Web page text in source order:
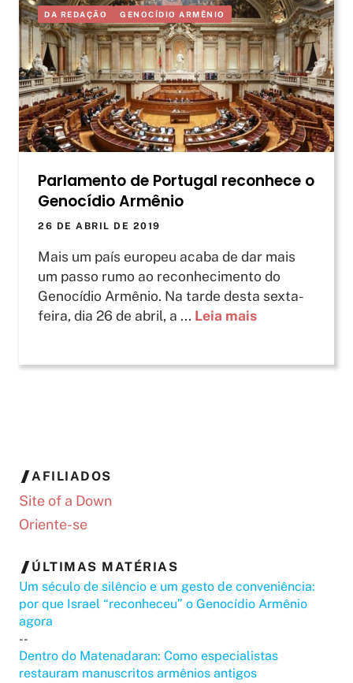
DA REDAÇÃO GENOCÍDIO ARMÊNIO
Parlamento de Portugal reconhece o
Genocídio Armênio
26 DE ABRIL DE 2019
Mais um país europeu acaba de dar mais
um passo rumo ao reconhecimento do
Genocídio Armênio. Na tarde desta sexta-
feira, dia 26 de abril, a ... Leia mais
AFILIADOS
Site of a Down
Oriente-se
ÚLTIMAS MATÉRIAS
Um século de silêncio e um gesto de conveniência:
por que Israel “reconheceu” o Genocídio Armênio
agora
--
Dentro do Matenadaran: Como especialistas
restauram manuscritos armênios antigos